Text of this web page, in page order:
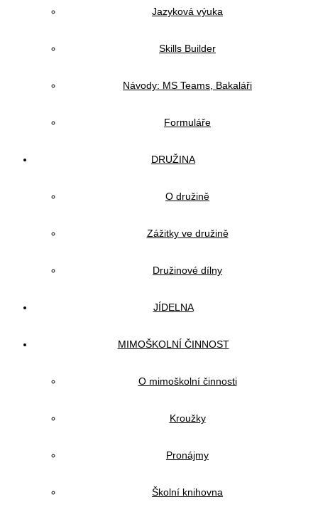
Jazyková výuka
Skills Builder
Návody: MS Teams, Bakaláři
Formuláře
DRUŽINA
O družině
Zážitky ve družině
Družinové dílny
JÍDELNA
MIMOŠKOLNÍ ČINNOST
O mimoškolní činnosti
Kroužky
Pronájmy
Školní knihovna